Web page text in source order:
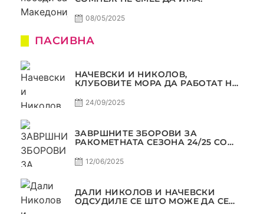
08/05/2025
ПАСИВНА
НАЧЕВСКИ И НИКОЛОВ,
КЛУБОВИТЕ МОРА ДА РАБОТАТ НА
С5Е2 ПАСИВНА
24/09/2025
ЗАВРШНИТЕ ЗБОРОВИ ЗА
РАКОМЕТНАТА СЕЗОНА 24/25 СО
С4Е11
12/06/2025
ДАЛИ НИКОЛОВ И НАЧЕВСКИ
ОДСУДИЛЕ СЕ ШТО МОЖЕ ДА СЕ